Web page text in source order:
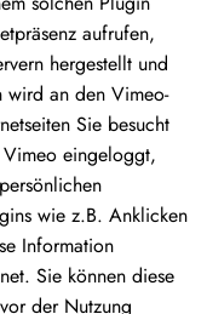
aufrufen,
hergestellt und
an den Vimeo-
Sie besucht
eingeloggt,
wie z.B. Anklicken
Information
Sie können diese
der Nutzung